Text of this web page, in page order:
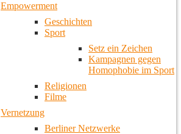
Empowerment
Geschichten
Sport
Setz ein Zeichen
Kampagnen gegen
Homophobie im Sport
Religionen
Filme
Vernetzung
Berliner Netzwerke